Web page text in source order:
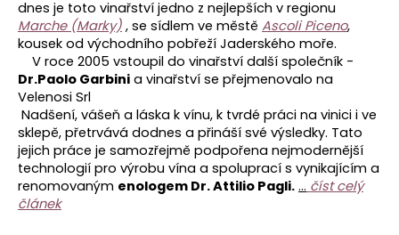
dnes je toto vinařství jedno z nejlepších v regionu
Marche (Marky) , se sídlem ve městě Ascoli Piceno,
kousek od východního pobřeží Jaderského moře.
V roce 2005 vstoupil do vinařství další společník -
Dr.Paolo Garbini a vinařství se přejmenovalo na
Velenosi Srl
Nadšení, vášeň a láska k vínu, k tvrdé práci na vinici i ve
sklepě, přetrvává dodnes a přináší své výsledky. Tato
jejich práce je samozřejmě podpořena nejmodernější
technologií pro výrobu vína a spoluprací s vynikajícím a
renomovaným enologem Dr. Attilio Pagli. ... číst celý
článek
e
b
j
e
t
e
n
a